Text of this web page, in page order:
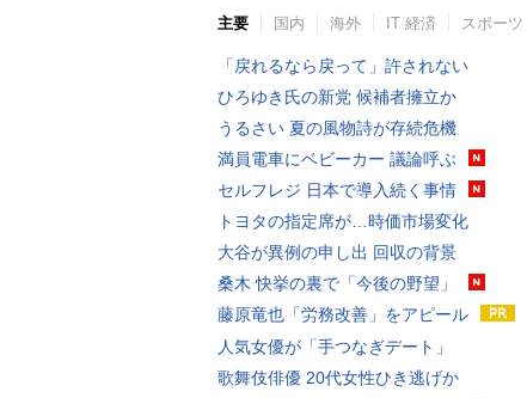
主要 国内 海外 IT 経済 スポーツ
「戻れるなら戻って」許されない
ひろゆき氏の新党 候補者擁立か
うるさい 夏の風物詩が存続危機
満員電車にベビーカー 議論呼ぶ
セルフレジ 日本で導入続く事情
トヨタの指定席が…時価市場変化
大谷が異例の申し出 回収の背景
桑木 快挙の裏で「今後の野望」
藤原竜也「労務改善」をアピール
人気女優が「手つなぎデート」
歌舞伎俳優 20代女性ひき逃げか